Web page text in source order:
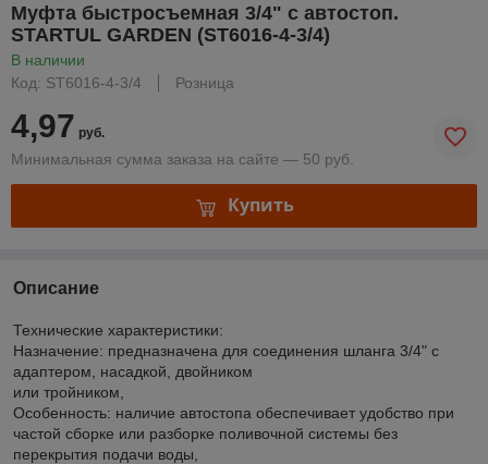
Муфта быстросъемная 3/4" с автостоп.
STARTUL GARDEN (ST6016-4-3/4)
В наличии
Код: ST6016-4-3/4
Розница
4,97 руб.
Минимальная сумма заказа на сайте — 50 руб.
Купить
Описание
Технические характеристики:
Назначение: предназначена для соединения шланга 3/4" с
адаптером, насадкой, двойником
или тройником,
Особенность: наличие автостопа обеспечивает удобство при
частой сборке или разборке поливочной системы без
перекрытия подачи воды,